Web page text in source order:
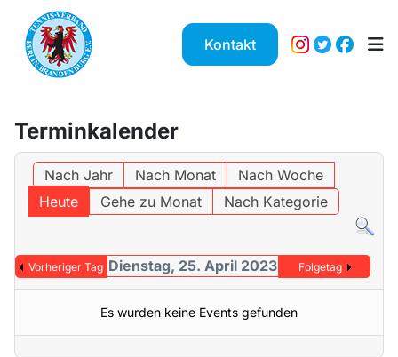
Kontakt
Terminkalender
Nach Jahr Nach Monat
Nach Woche
Heute
Gehe zu Monat Nach Kategorie
Vorheriger Tag Dienstag, 25. April 2023 Folgetag
Es wurden keine Events gefunden